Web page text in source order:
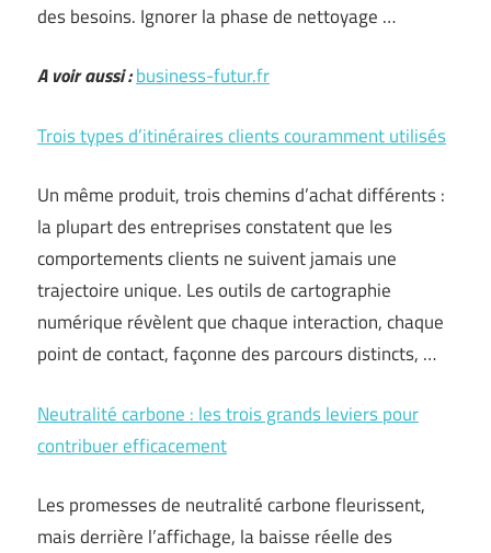
des besoins. Ignorer la phase de nettoyage …
A voir aussi :business-futur.fr
Trois types d’itinéraires clients couramment utilisés
Un même produit, trois chemins d’achat différents :
la plupart des entreprises constatent que les
comportements clients ne suivent jamais une
trajectoire unique. Les outils de cartographie
numérique révèlent que chaque interaction, chaque
point de contact, façonne des parcours distincts, …
Neutralité carbone : les trois grands leviers pour
contribuer efficacement
Les promesses de neutralité carbone fleurissent,
mais derrière l’affichage, la baisse réelle des